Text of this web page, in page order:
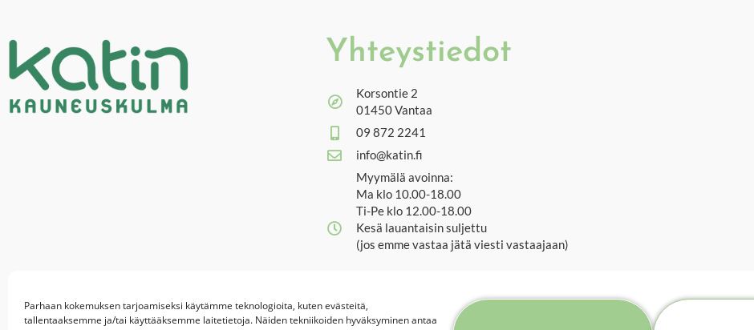
Parhaan kokemuksen tarjoamiseksi käytämme teknologioita, kuten evästeitä,
tallentaaksemme ja/tai käyttääksemme laitetietoja. Näiden tekniikoiden hyväksyminen antaa
Yhteystiedot
Korsontie 2
01450 Vantaa
09 872 2241
info@katin.fi
Myymälä avoinna:
Ma klo 10.00-18.00
Ti-Pe klo 12.00-18.00
Kesä lauantaisin suljettu
(jos emme vastaa jätä viesti vastaajaan)